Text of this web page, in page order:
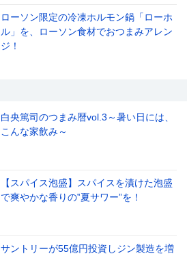
ローソン限定の冷凍ホルモン鍋「ローホ
ル」を、ローソン食材でおつまみアレン
ジ！
白央篤司のつまみ暦vol.3～暑い日には、
こんな家飲み～
【スパイス泡盛】スパイスを漬けた泡盛
で爽やかな香りの‟夏サワー”を！
サントリーが55億円投資しジン製造を増